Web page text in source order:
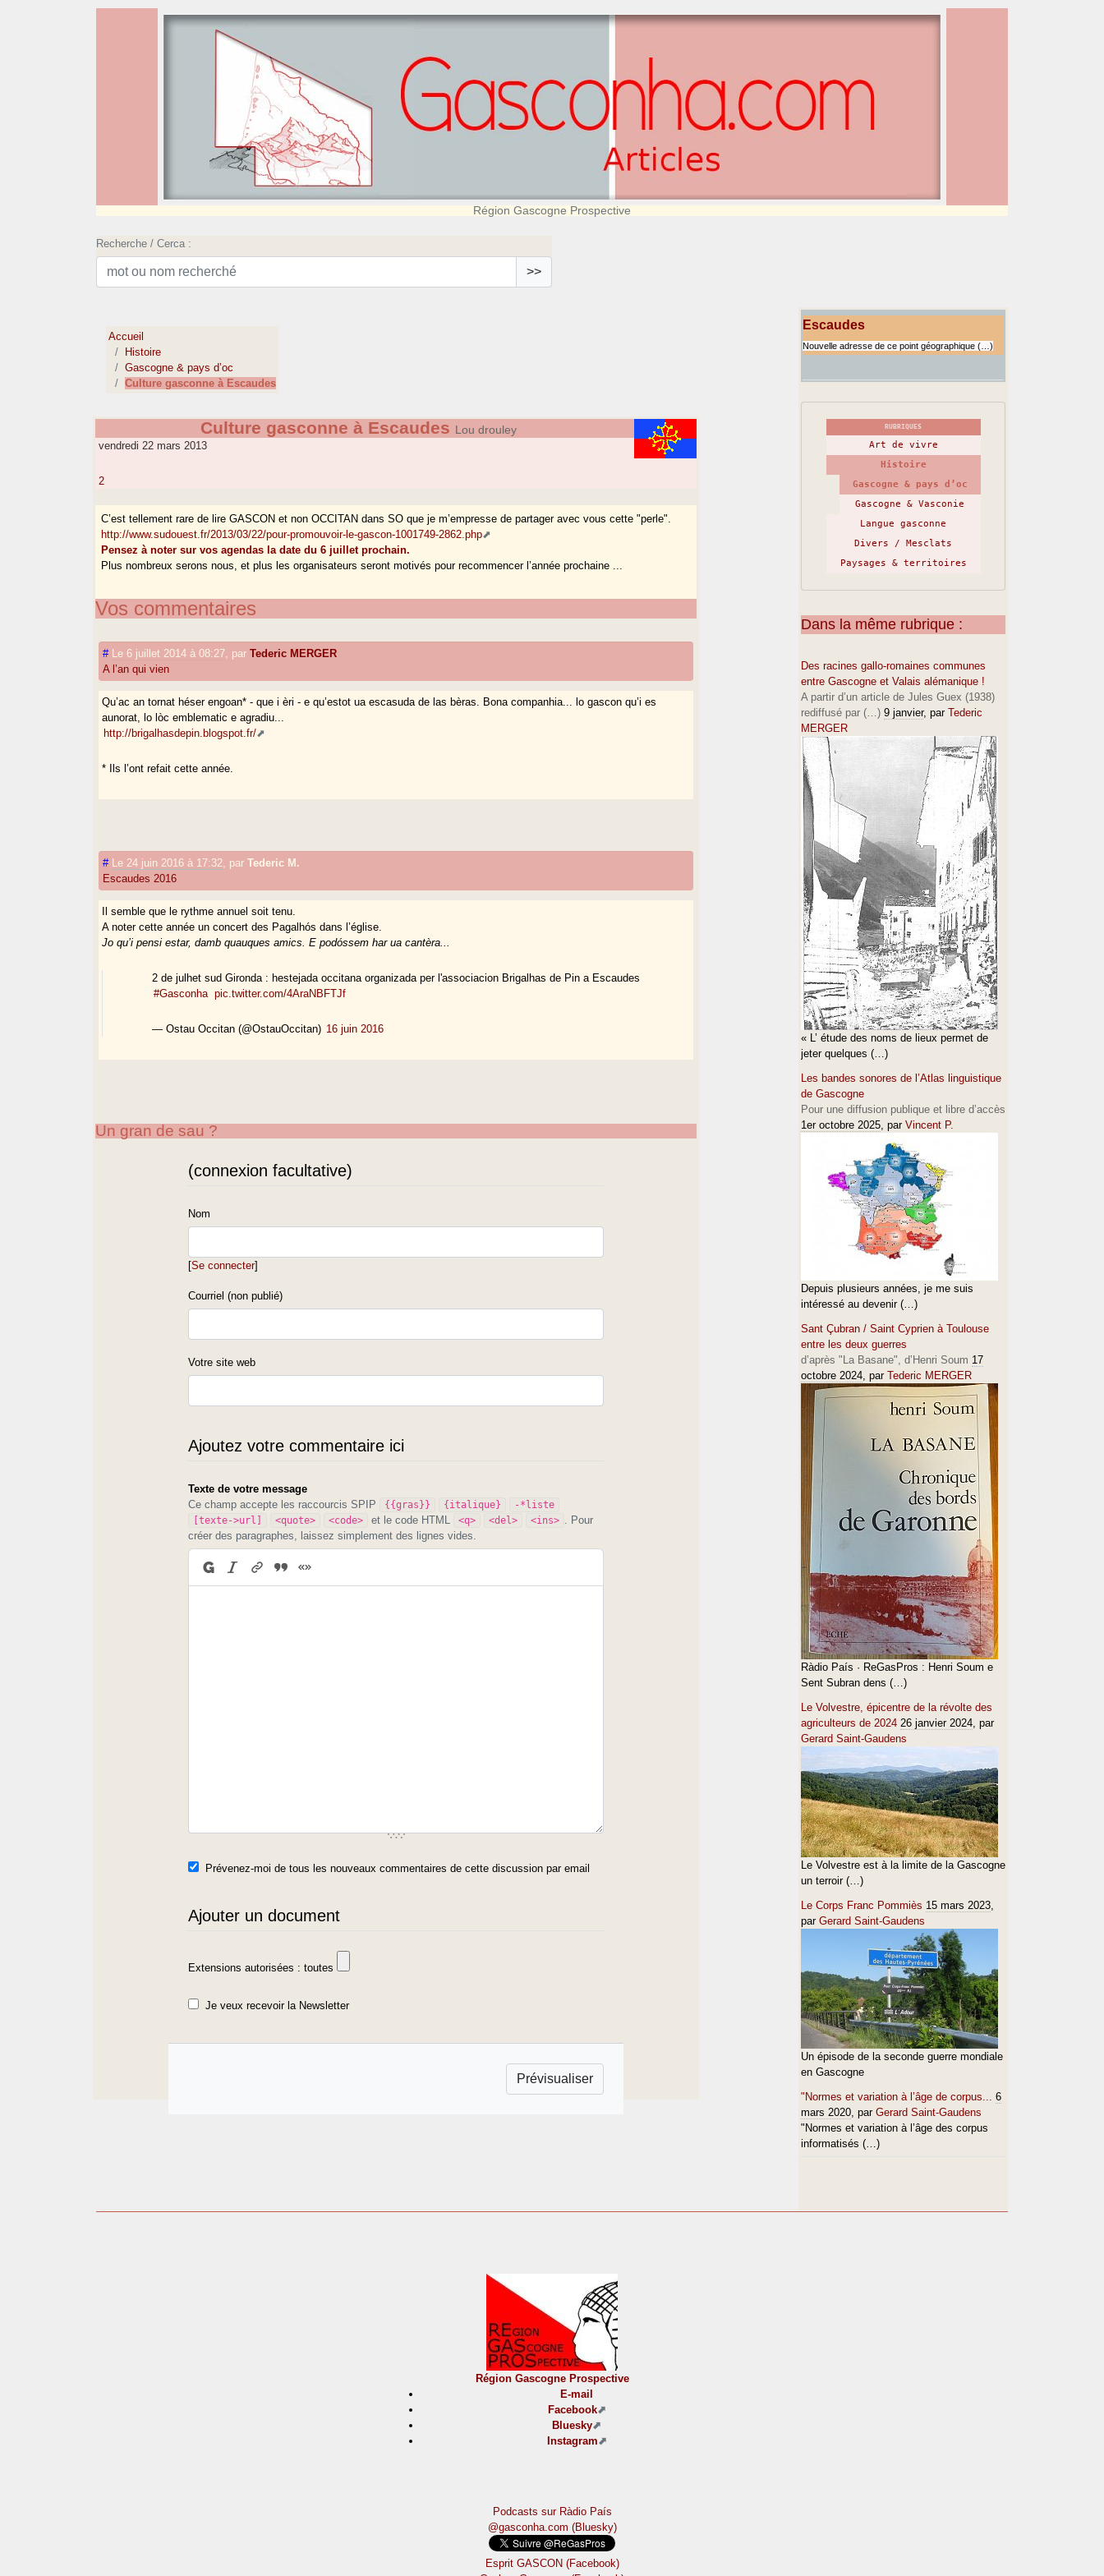
Région Gascogne Prospective
Recherche / Cerca :
>>
Accueil
Histoire
Gascogne & pays d’oc
Culture gasconne à Escaudes
Culture gasconne à Escaudes Lou drouley
vendredi 22 mars 2013
2
C’est tellement rare de lire GASCON et non OCCITAN dans SO que je m’empresse de partager avec vous cette "perle".
http://www.sudouest.fr/2013/03/22/pour-promouvoir-le-gascon-1001749-2862.php
Pensez à noter sur vos agendas la date du 6 juillet prochain.
Plus nombreux serons nous, et plus les organisateurs seront motivés pour recommencer l’année prochaine ...
Vos commentaires
# Le 6 juillet 2014 à 08:27 parTederic MERGER
A l’an qui vien
Qu’ac an tornat héser engoan* - que i èri - e qu’estot ua escasuda de las bèras. Bona companhia... lo gascon qu’i es
aunorat, lo lòc emblematic e agradiu...
http://brigalhasdepin.blogspot.fr/
* Ils l’ont refait cette année.
# Le 24 juin 2016 à 17:32 parTederic M.
Escaudes 2016
Il semble que le rythme annuel soit tenu.
A noter cette année un concert des Pagalhós dans l’église.
Jo qu’i pensi estar, damb quauques amics. E podóssem har ua cantèra...
2 de julhet sud Gironda : hestejada occitana organizada per l'associacion Brigalhas de Pin a Escaudes
#Gasconha pic.twitter.com/4AraNBFTJf
— Ostau Occitan (@OstauOccitan) 16 juin 2016
Un gran de sau ?
(connexion facultative)
Nom
[Se connecter]
Courriel (non publié)
Votre site web
Ajoutez votre commentaire ici
Texte de votre message
Ce champ accepte les raccourcis SPIP
{{gras}} {italique}
-*liste
[texte->url]
<quote> <code> et le code HTML <q> <del> <ins>
. Pour
créer des paragraphes, laissez simplement des lignes vides.
Prévenez-moi de tous les nouveaux commentaires de cette discussion par email
Ajouter un document
Extensions autorisées : toutes
Je veux recevoir la Newsletter
Escaudes
Nouvelle adresse de ce point géographique (…)
RUBRIQUES
Art de vivre
Histoire
Gascogne & pays d’oc
Gascogne & Vasconie
Langue gasconne
Divers / Mesclats
Paysages & territoires
Dans la même rubrique :
Des racines gallo-romaines communes
entre Gascogne et Valais alémanique !
A partir d’un article de Jules Guex (1938)
rediffusé par (…) 9 janvier, par Tederic
MERGER
« L’ étude des noms de lieux permet de
jeter quelques (…)
Les bandes sonores de l’Atlas linguistique
de Gascogne
Pour une diffusion publique et libre d’accès
1er octobre 2025, par Vincent P.
Depuis plusieurs années, je me suis
intéressé au devenir (…)
Sant Çubran / Saint Cyprien à Toulouse
entre les deux guerres
d’après "La Basane", d’Henri Soum 17
octobre 2024, par Tederic MERGER
Ràdio País · ReGasPros : Henri Soum e
Sent Subran dens (…)
Le Volvestre, épicentre de la révolte des
agriculteurs de 2024 26 janvier 2024, par
Gerard Saint-Gaudens
Le Volvestre est à la limite de la Gascogne
un terroir (…)
Le Corps Franc Pommiès 15 mars 2023,
par Gerard Saint-Gaudens
Un épisode de la seconde guerre mondiale
en Gascogne
"Normes et variation à l’âge de corpus... 6
mars 2020, par Gerard Saint-Gaudens
"Normes et variation à l’âge des corpus
informatisés (…)
Région Gascogne Prospective
E-mail
Facebook
Bluesky
Instagram
Podcasts sur Ràdio País
@gasconha.com (Bluesky)
Esprit GASCON (Facebook)